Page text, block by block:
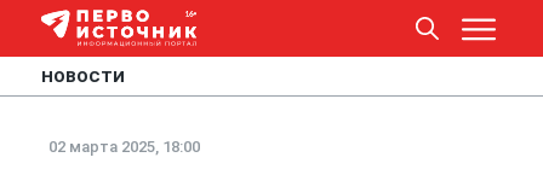
НОВОСТИ
02 марта 2025, 18:00